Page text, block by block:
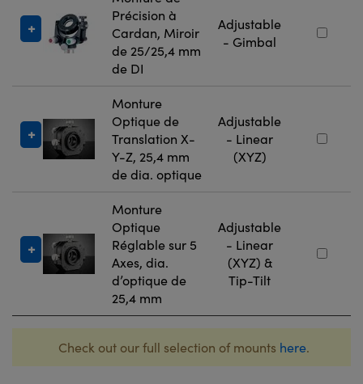
Précision à
Cardan, Miroir
de 25/25,4 mm
de DI
Adjustable
- Gimbal
Monture
Optique de
Translation X-
Y-Z, 25,4 mm
de dia. optique
Adjustable
- Linear
(XYZ)
Monture
Optique
Réglable sur 5
Axes, dia.
d’optique de
25,4 mm
Adjustable
- Linear
(XYZ) &
Tip-Tilt
Check out our full selection of mounts here.